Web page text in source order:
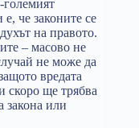
че законите се
на правото.
– масово не
не може да
вредата
скоро ще трябва
закона или